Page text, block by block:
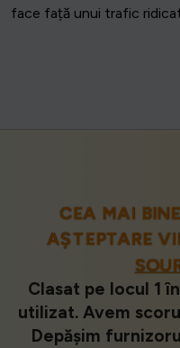
face față unui trafic
CEA MAI
AȘTEPTARE
Clasat pe locul 1
utilizat. Avem
Depășim